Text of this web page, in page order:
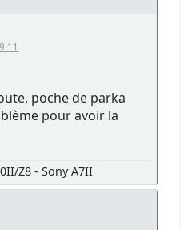
poche de parka
pour avoir la
Z8 - Sony A7II